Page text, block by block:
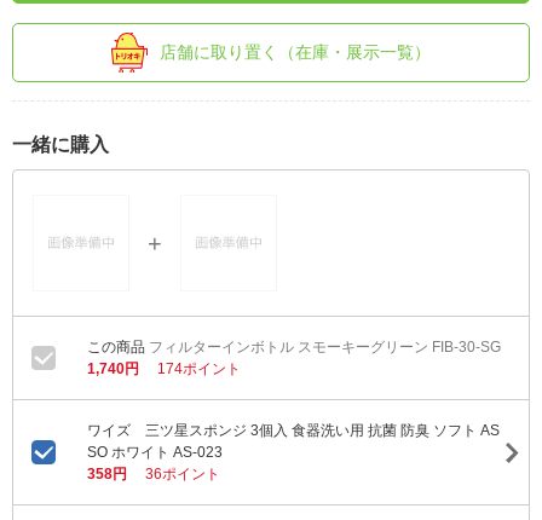
店舗に取り置く（在庫・展示一覧）
一緒に購入
フィルターインボトル スモーキーグリーン FIB-30-SG
1,740円
174ポイント
ワイズ 三ツ星スポンジ 3個入 食器洗い用 抗菌 防臭 ソフト AS
SO ホワイト AS-023
358円
36ポイント